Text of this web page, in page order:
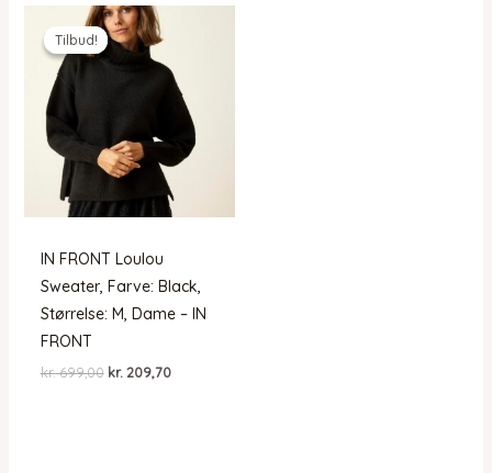
Tilbud!
Tilbud!
IN FRONT Loulou
Sweater, Farve: Black,
Størrelse: M, Dame – IN
FRONT
kr.699,00 Den
kr. 209,70Den